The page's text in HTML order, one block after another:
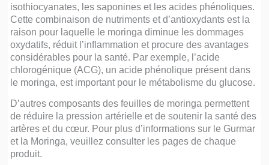
isothiocyanates, les saponines et les acides phénoliques.
Cette combinaison de nutriments et d’antioxydants est la
raison pour laquelle le moringa diminue les dommages
oxydatifs, réduit l’inflammation et procure des avantages
considérables pour la santé. Par exemple, l’acide
chlorogénique (ACG), un acide phénolique présent dans
le moringa, est important pour le métabolisme du glucose.
D’autres composants des feuilles de moringa permettent
de réduire la pression artérielle et de soutenir la santé des
artères et du cœur. Pour plus d’informations sur le Gurmar
et la Moringa, veuillez consulter les pages de chaque
produit.